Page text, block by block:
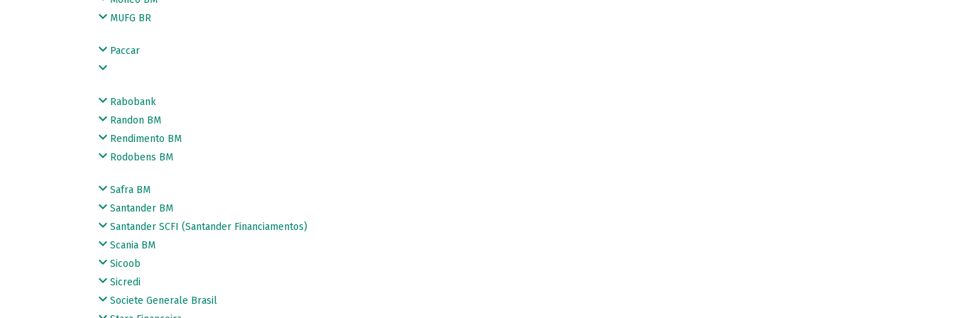
MUFG BR
Paccar
Rabobank
Randon BM
Rendimento BM
Rodobens BM
Safra BM
Santander BM
Santander SCFI (Santander Financiamentos)
Scania BM
Sicoob
Sicredi
Societe Generale Brasil